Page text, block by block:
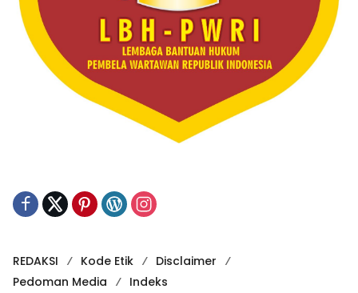
REDAKSI Kode Etik
Disclaimer
Pedoman Media
Indeks